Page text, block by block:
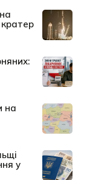
на
у